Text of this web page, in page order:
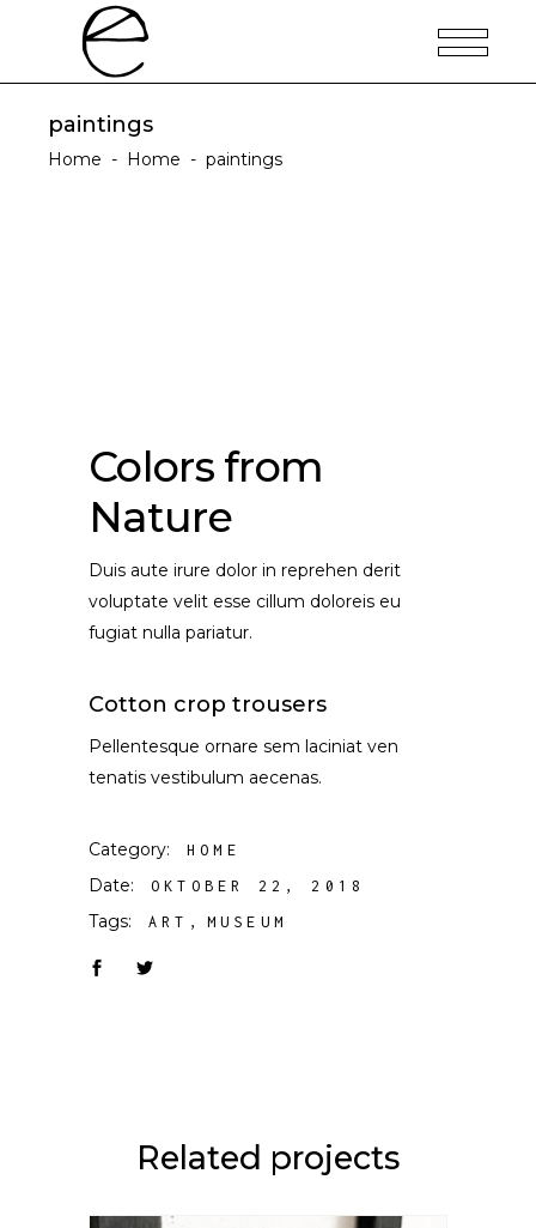
paintings
Home - Home - paintings
Colors from
Nature
Duis aute irure dolor in reprehen derit
voluptate velit esse cillum doloreis eu
fugiat nulla pariatur.
Cotton crop trousers
Pellentesque ornare sem laciniat ven
tenatis vestibulum aecenas.
Category: HOME
Date: OKTOBER 22, 2018
Tags: ART MUSEUM
Related projects